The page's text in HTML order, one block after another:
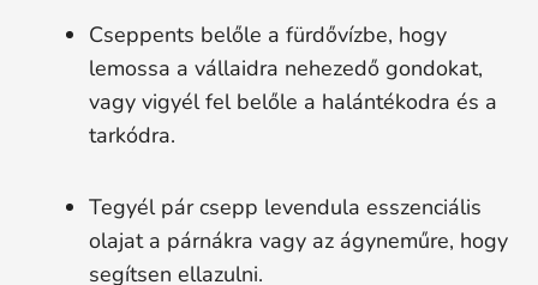
Cseppents belőle a fürdővízbe, hogy
lemossa a vállaidra nehezedő gondokat,
vagy vigyél fel belőle a halántékodra és a
tarkódra.
Tegyél pár csepp levendula esszenciális
olajat a párnákra vagy az ágyneműre, hogy
segítsen ellazulni.